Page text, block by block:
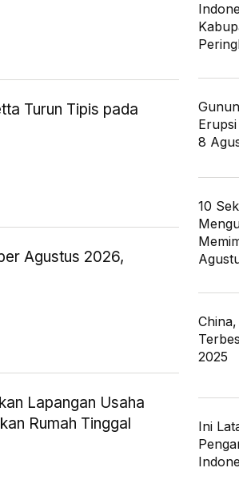
Turun Tipis pada
Agustus 2026,
Lapangan Usaha
Rumah Tinggal
8
10
2025
Ini